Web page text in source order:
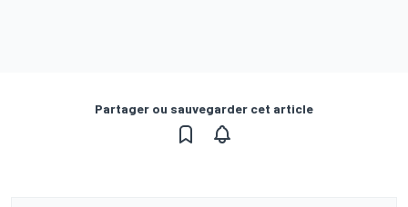
Partager ou sauvegarder cet article